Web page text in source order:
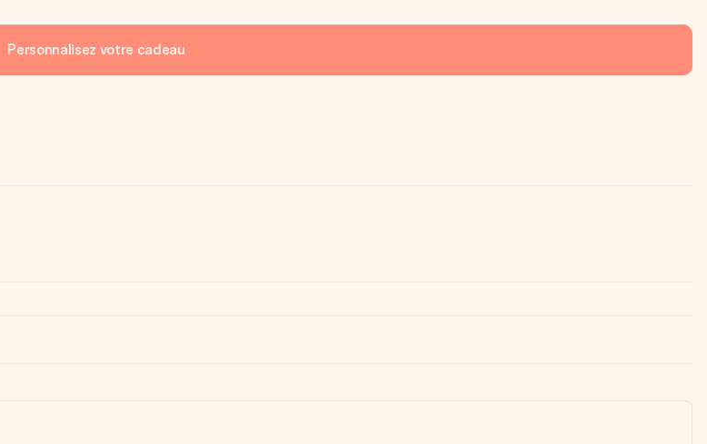
Personnalisez votre cadeau